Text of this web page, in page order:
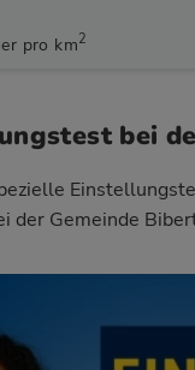
pro km2
bei
der Gemeinde